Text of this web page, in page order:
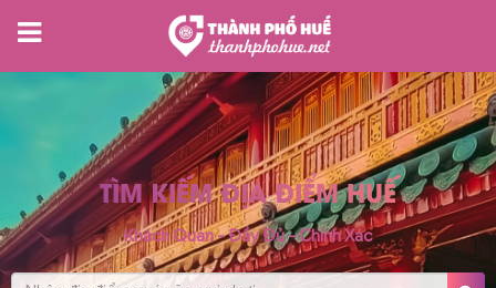
TÌM KIẾM ĐỊA ĐIỂM HUẾ
Khách Quan - Đầy Đủ - Chính Xác